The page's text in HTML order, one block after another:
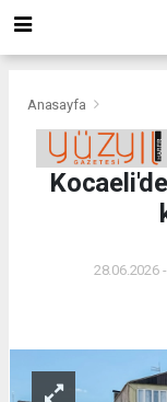
Anasayfa
28.06.2026